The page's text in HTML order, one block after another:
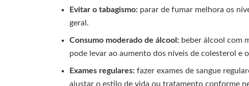
Evitar o tabagismo: parar de fumar melhora os
geral.
Consumo moderado de álcool: beber álcool com
pode levar ao aumento dos níveis de colesterol e
Exames regulares: fazer exames de sangue
ajustar o estilo de vida ou tratamento conforme